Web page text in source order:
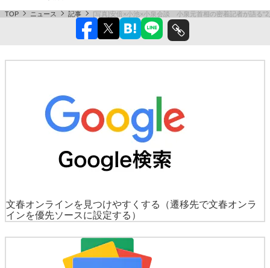
TOP ニュース 記事 [写真]安倍×小池×小泉会談 小泉元首相の密着記者が語る“2
文春オンラインを見つけやすくする
（遷移先で文春オンラ
インを優先ソースに設定する）